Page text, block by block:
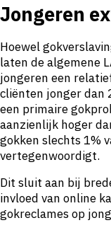
Jongeren
Hoewel
laten de algemene
jongeren een
cliënten jonger dan
een primaire
aanzienlijk hoger
gokken slechts 1%
vertegenwoordigt.
Dit sluit aan bij
invloed van online
gokreclames op